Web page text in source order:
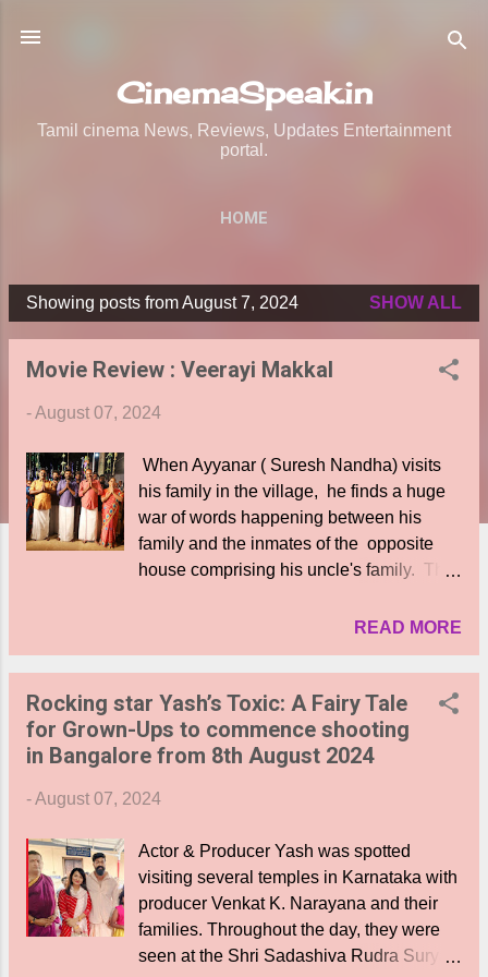
CinemaSpeak.in
Tamil cinema News, Reviews, Updates Entertainment
portal.
HOME
P
Showing posts from August 7, 2024 SHOW ALL
Movie Review : Veerayi Makkal
-August 07, 2024
When Ayyanar ( Suresh Nandha) visits
his family in the village, he finds a huge
war of words happening between his
family and the inmates of the opposite
house comprising his uncle's family. The
and often fight instead. One day, quite
sister's ( Deepa Sankar) home and meets
her daughter, Eeswari( Nandana Anand).
Ayyanar is stunned to hear that he even
has an aunt because his family ĥas never
love but Eeswari is scared of dreaming
enemies. But Ayyanar assures her that
one day all the family members will unite.
One day, Ayyanar gets angry with his
father ( Vela Ramamoorthy) and blames
him for the rift. Hearing this, his mother (
READ MORE
Rocking star Yash’s Toxic: A Fairy Tale
for Grown-Ups to commence shooting
in Bangalore from 8th August 2024
-August 07, 2024
Actor & Producer Yash was spotted
visiting several temples in Karnataka with
producer Venkat K. Narayana and their
families. Throughout the day, they were
seen at the Shri Sadashiva Rudra Surya